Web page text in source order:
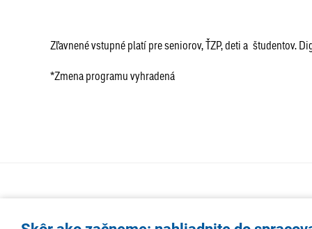
Zľavnené vstupné platí pre seniorov, ŤZP, deti a študentov.
*Zmena programu vyhradená